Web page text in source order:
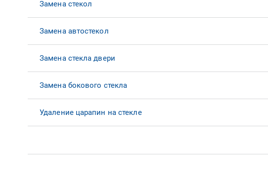
Замена стекол
Замена автостекол
Замена стекла двери
Замена бокового стекла
Удаление царапин на стекле